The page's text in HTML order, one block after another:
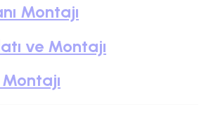
Montajı
ve Montajı